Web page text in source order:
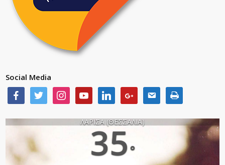
Social Media
ΛΑΡΙΣΑ (ΘΕΣΣΑΛΙΑ)
35°